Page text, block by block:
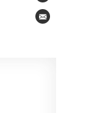
Email